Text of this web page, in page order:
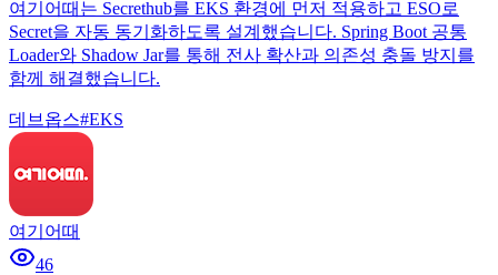
여기어때는 Secrethub를 EKS 환경에 먼저 적용하고 ESO로
Secret을 자동 동기화하도록 설계했습니다. Spring Boot 공통
Loader와 Shadow Jar를 통해 전사 확산과 의존성 충돌 방지를
함께 해결했습니다.
데브옵스#EKS
여기어때
46